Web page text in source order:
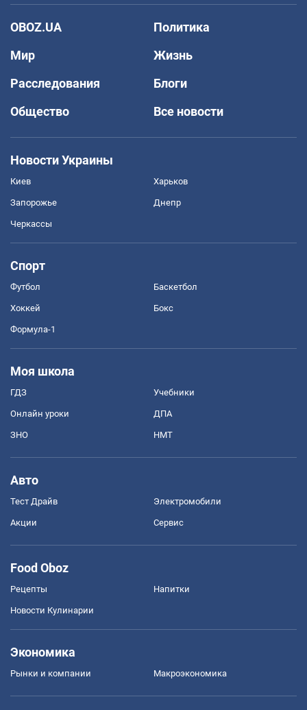
OBOZ.UA
Политика
Мир
Жизнь
Расследования
Блоги
Общество
Все новости
Новости Украины
Киев Харьков
Запорожье Днепр
Черкассы
Спорт
Футбол Баскетбол
Хоккей Бокс
Формула-1
Моя школа
ГДЗ Учебники
Онлайн уроки ДПА
ЗНО НМТ
Авто
Тест Драйв Электромобили
Акции Сервис
Food Oboz
Рецепты Напитки
Новости Кулинарии
Экономика
Рынки и компании Mакроэкономика